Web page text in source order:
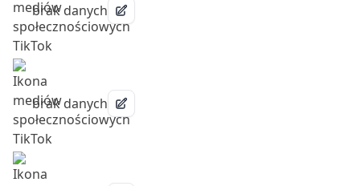
brak danych
brak danych